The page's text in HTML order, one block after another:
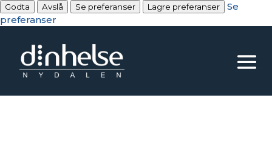
Godta Avslå Se preferanser Lagre preferanser
Se
preferanser